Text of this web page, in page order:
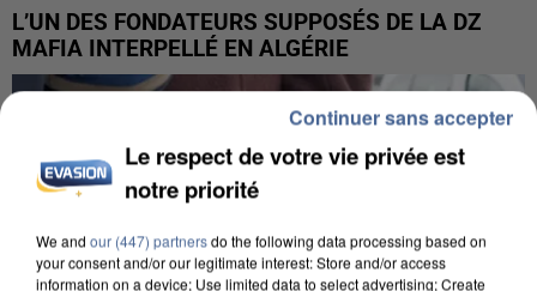
L’UN DES FONDATEURS SUPPOSÉS DE LA DZ
MAFIA INTERPELLÉ EN ALGÉRIE
Le respect de votre vie privée est
notre priorité
We and our (447) partnersdo the following data processing based on
your consent and/or our legitimate interest: Store and/or access
information on a device; Use limited data to select advertising; Create
Continuer sans accepter